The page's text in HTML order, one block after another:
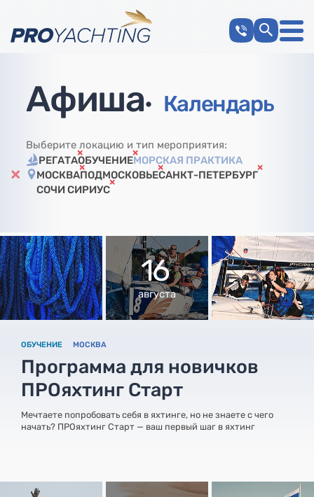
Афиша• Календарь
Выберите локацию и тип мероприятия:
РЕГАТАОБУЧЕНИЕМОРСКАЯ ПРАКТИКА
МОСКВАПОДМОСКОВЬЕСАНКТ-ПЕТЕРБУРГ
СОЧИ СИРИУС
16
августа
ОБУЧЕНИЕ МОСКВА
Программа для новичков
ПРОяхтинг Старт
Мечтаете попробовать себя в яхтинге, но не знаете с чего
начать? ПРОяхтинг Старт — ваш первый шаг в яхтинг